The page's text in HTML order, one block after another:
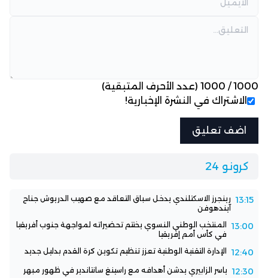
1000
/
1000 (عدد الأحرف المتبقية)
الاشتراك في النشرة الإخبارية!
كرونو 24
13:15 رينجرز الاسكتلندي يدخل سباق التعاقد مع صهيب الدريوش جناح
آيندهوفن
13:00
المنتخب الوطني النسوي يختتم تحضيراته لمواجهة جنوب أفريقيا
في كأس أمم إفريقيا
12:40 الإدارة التقنية الوطنية تعزز تنظيم تكوين كرة القدم بدليل جديد
12:30 ياسر الزابيري يدشن أهدافه مع راسينغ سانتاندير في ظهور مبهر